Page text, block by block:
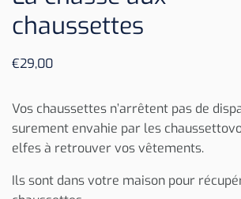
chaussettes
€29,00
Vos chaussettes n’arrêtent pas de
surement envahie par les
elfes à retrouver vos vêtements.
Ils sont dans votre maison pour